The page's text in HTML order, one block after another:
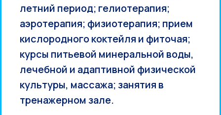
летний период; гелиотерапия;
аэротерапия; физиотерапия; прием
кислородного коктейля и фиточая;
курсы питьевой минеральной воды,
лечебной и адаптивной физической
культуры, массажа; занятия в
тренажерном зале.